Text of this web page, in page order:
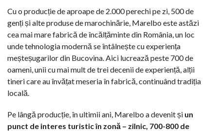
Cu o producție de aproape de 2.000 perechi pe zi, 500 de
genți și alte produse de marochinărie, Marelbo este astăzi
cea mai mare fabrică de încălțăminte din România, un loc
unde tehnologia modernă se întâlnește cu experiența
meșteșugarilor din Bucovina. Aici lucrează peste 700 de
oameni, unii cu mai mult de trei decenii de experiență, alții
tineri care au învățat meseria în fabrică, continuând tradiția
locală.
Pe lângă producție, în ultimii ani, Marelbo a devenit și un
punct de interes turistic în zonă – zilnic, 700-800 de